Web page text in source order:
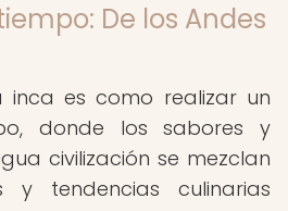
De los Andes
inca es como realizar un
donde los sabores y
civilización se mezclan
tendencias culinarias